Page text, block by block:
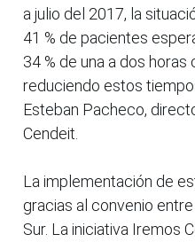
a julio del 2017, la
41 % de pacientes
34 % de una a dos
reduciendo estos
Esteban Pacheco,
Cendeit.
La implementación de
gracias al convenio
Sur. La iniciativa Iremos